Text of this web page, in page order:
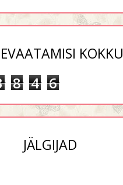
KOKKU
8 4 6
JÄLGIJAD